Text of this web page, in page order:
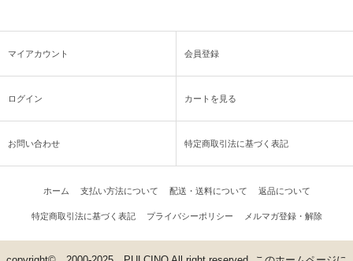
マイアカウント 会員登録
ログイン カートを見る
お問い合わせ 特定商取引法に基づく表記
ホーム 支払い方法について 配送・送料について 返品について
特定商取引法に基づく表記 プライバシーポリシー メルマガ登録・解除